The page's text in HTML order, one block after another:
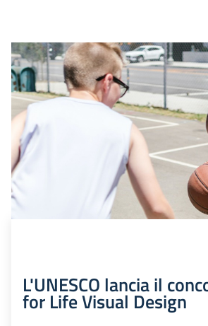
L'UNESCO lancia il
for Life Visual Design